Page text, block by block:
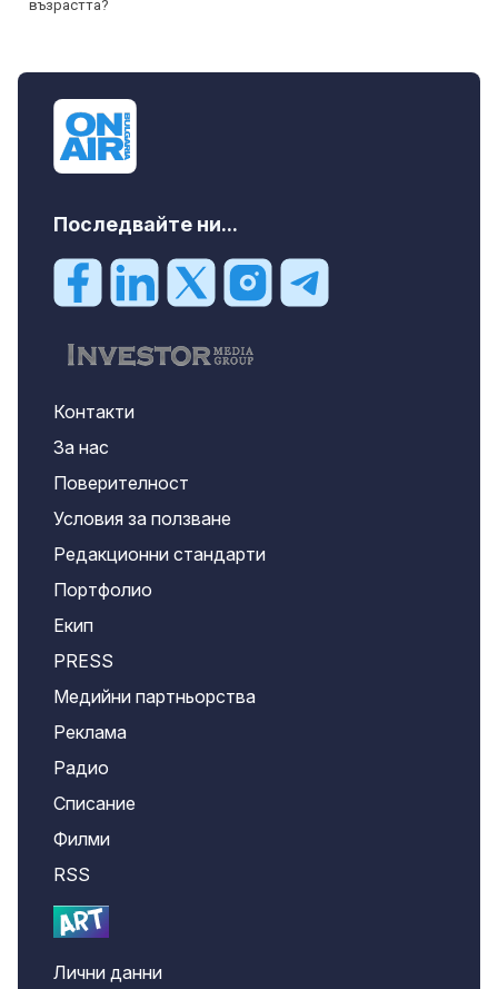
Последвайте ни...
Контакти
За нас
Поверителност
Условия за ползване
Редакционни стандарти
Портфолио
Екип
PRESS
Медийни партньорства
Реклама
Радио
Списание
Филми
RSS
Лични данни